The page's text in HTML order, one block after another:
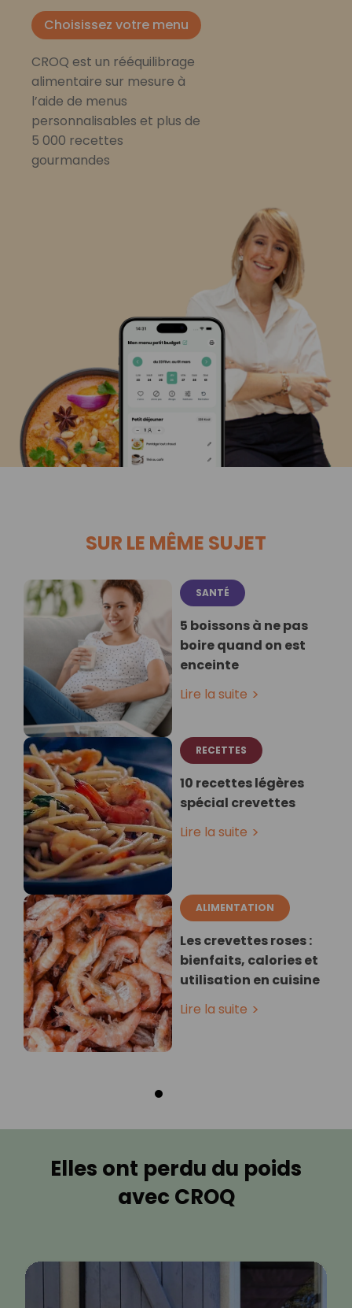
Choisissez votre menu
CROQ est un rééquilibrage
alimentaire sur mesure à
l’aide de menus
personnalisables et plus de
5 000 recettes
gourmandes
SUR LE MÊME SUJET
SANTÉ
5 boissons à ne pas
boire quand on est
enceinte
Lire la suite
RECETTES
10 recettes légères
spécial crevettes
Lire la suite
ALIMENTATION
Les crevettes roses :
bienfaits, calories et
utilisation en cuisine
Lire la suite
Elles ont perdu du poids
avec CROQ